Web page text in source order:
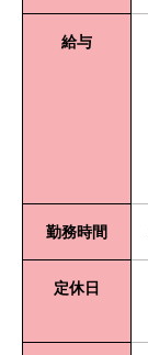
給与
勤務時間
定休日